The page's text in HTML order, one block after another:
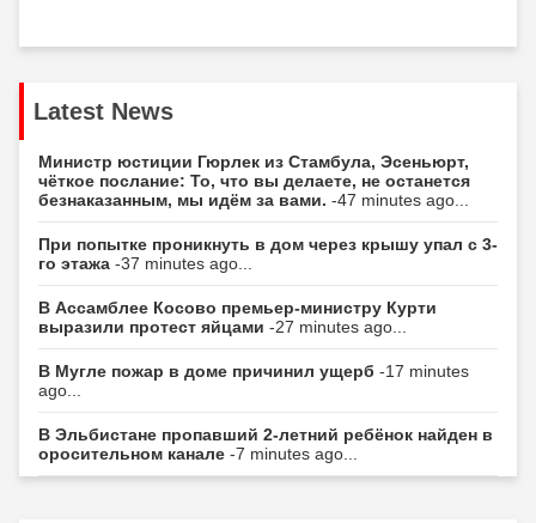
Latest News
Министр юстиции Гюрлек из Стамбула, Эсеньюрт,
чёткое послание: То, что вы делаете, не останется
безнаказанным, мы идём за вами. -47 minutes ago...
При попытке проникнуть в дом через крышу упал с 3-
го этажа -37 minutes ago...
В Ассамблее Косово премьер-министру Курти
выразили протест яйцами -27 minutes ago...
В Мугле пожар в доме причинил ущерб -17 minutes
ago...
В Эльбистане пропавший 2-летний ребёнок найден в
оросительном канале -7 minutes ago...